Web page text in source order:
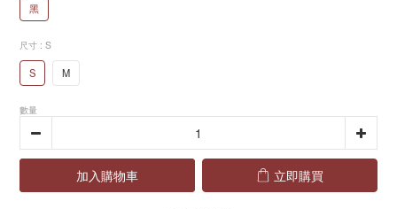
黑
尺寸 : S
S M
數量
加入購物車 立即購買